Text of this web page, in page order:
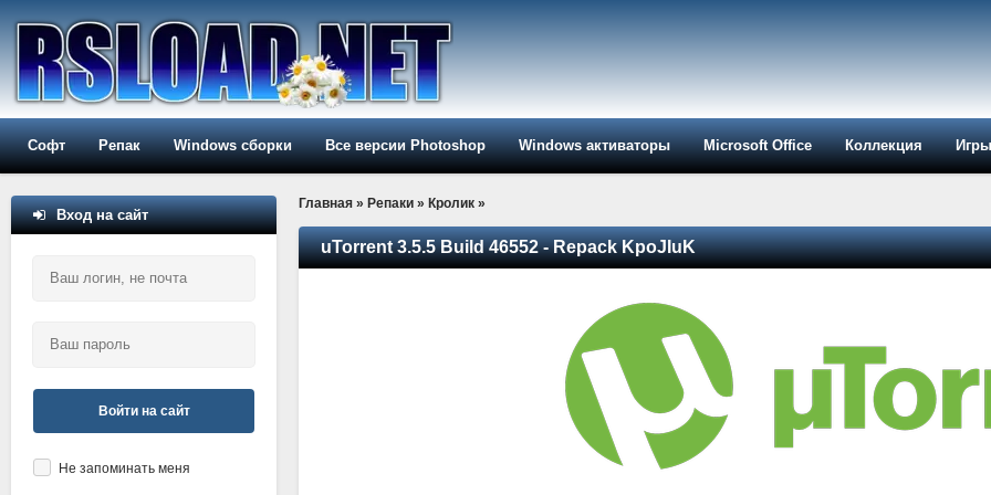
Софт Репак Windows сборки Все версии Photoshop Windows активаторы Microsoft Office Коллекция Игры
Главная » Репаки » Кролик »
uTorrent 3.5.5 Build 46552 - Repack KpoJIuK
Вход на сайт
Войти на сайт
Не запоминать меня